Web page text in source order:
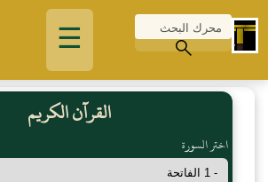
☰
القرآن الكريم
اختر السورة